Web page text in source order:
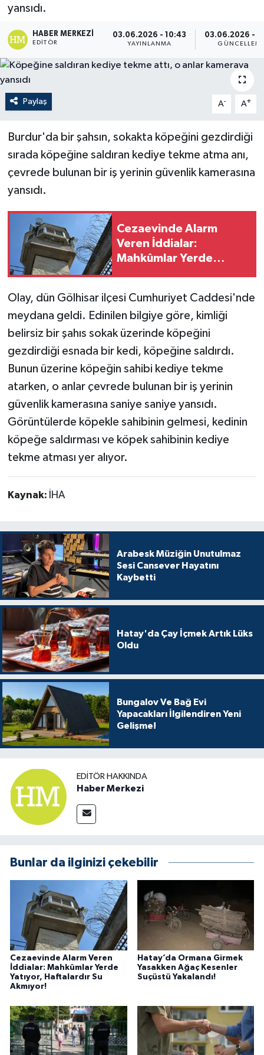
yansıdı.
HABER MERKEZI
EDITÖR
03.06.2026 - 10:43
YAYINLANMA
03.06.2026 -
Paylaş A- A+
Burdur'da bir şahsın, sokakta köpeğini gezdirdiği
sırada köpeğine saldıran kediye tekme atma anı,
çevrede bulunan bir iş yerinin güvenlik kamerasına
yansıdı.
Cezaevinde Alarm
Veren İddialar:
Mahkûmlar Yerde
Olay, dün Gölhisar ilçesi Cumhuriyet Caddesi'nde
meydana geldi. Edinilen bilgiye göre, kimliği
belirsiz bir şahıs sokak üzerinde köpeğini
gezdirdiği esnada bir kedi, köpeğine saldırdı.
Bunun üzerine köpeğin sahibi kediye tekme
atarken, o anlar çevrede bulunan bir iş yerinin
güvenlik kamerasına saniye saniye yansıdı.
Görüntülerde köpekle sahibinin gelmesi, kedinin
köpeğe saldırması ve köpek sahibinin kediye
tekme atması yer alıyor.
Kaynak: İHA
Arabesk Müziğin Unutulmaz
Sesi Cansever Hayatını
Kaybetti
Hatay'da Çay İçmek Artık Lüks
Oldu
Bungalov Ve Bağ Evi
Yapacakları İlgilendiren Yeni
Gelişme!
EDITÖR HAKKINDA
Haber Merkezi
Bunlar da ilginizi çekebilir
Cezaevinde Alarm Veren
İddialar: Mahkûmlar Yerde
Yatıyor, Haftalardır Su
Akmıyor!
Hatay’da Ormana Girmek
Yasakken Ağaç Kesenler
Suçüstü Yakalandı!